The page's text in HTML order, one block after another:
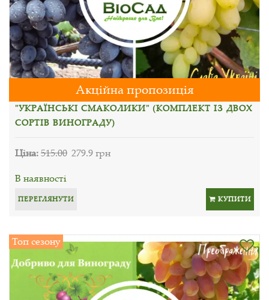
Акційна пропозиція
"УКРАЇНСЬКІ СМАКОЛИКИ" (КОМПЛЕКТ ІЗ ДВОХ
СОРТІВ ВИНОГРАДУ)
Ціна:515.00 279.9 грн
В наявності
ПЕРЕГЛЯНУТИ КУПИТИ
Топ сезону